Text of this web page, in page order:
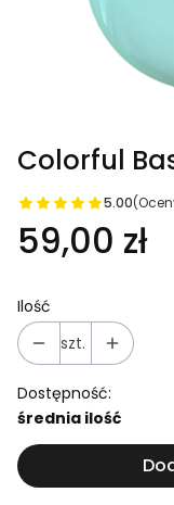
Colorful
5.00
59,00 zł
Ilość
szt.
Dostępność:
średnia ilość